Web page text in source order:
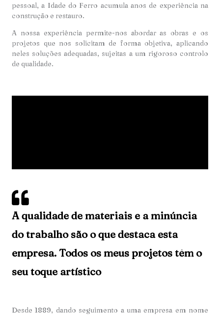
A qualidade de materiais e a minúncia
do trabalho são o que destaca esta
empresa. Todos os meus projetos têm o
seu toque artístico
Desde 1889, dando seguimento a uma empresa em nome
pessoal, a Idade do Ferro acumula anos de experiência na
construção e restauro.
A nossa experiência permite-nos abordar as obras e os
projetos que nos solicitam de forma objetiva, aplicando
neles soluções adequadas, sujeitas a um rigoroso controlo
de qualidade.